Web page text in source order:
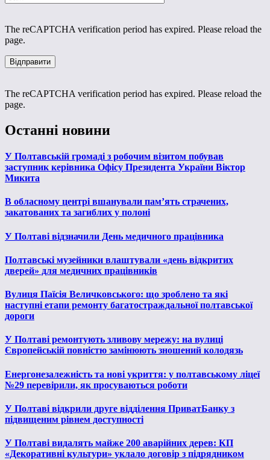
The reCAPTCHA verification period has expired. Please reload the
page.
The reCAPTCHA verification period has expired. Please reload the
page.
Останні новини
У Полтавській громаді з робочим візитом побував
заступник керівника Офісу Президента України Віктор
Микита
В обласному центрі вшанували пам’ять страчених,
закатованих та загиблих у полоні
У Полтаві відзначили День медичного працівника
Полтавські музейники влаштували «день відкритих
дверей» для медичних працівників
Вулиця Паїсія Величковського: що зроблено та які
наступні етапи ремонту багатостраждальної полтавської
дороги
У Полтаві ремонтують зливову мережу: на вулиці
Європейській повністю замінюють зношений колодязь
Енергонезалежність та нові укриття: у полтавському ліцеї
№29 перевірили, як просуваються роботи
У Полтаві відкрили друге відділення ПриватБанку з
підвищеним рівнем доступності
У Полтаві видалять майже 200 аварійних дерев: КП
«Декоративні культури» уклало договір з підрядником